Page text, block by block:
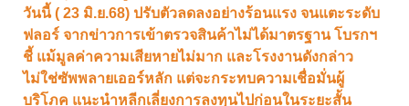
วันนี้ ( 23 มิ.ย.68) ปรับตัวลดลงอย่างร้อนแรง จนแตะระดับ
ฟลอร์ จากข่าวการเข้าตรวจสินค้าไม่ได้มาตรฐาน โบรกฯ
ชี้ แม้มูลค่าความเสียหายไม่มาก และโรงงานดังกล่าว
ไม่ใช่ซัพพลายเออร์หลัก แต่จะกระทบความเชื่อมั่นผู้
บริโภค แนะนำหลีกเลี่ยงการลงทุนไปก่อนในระยะสั้น